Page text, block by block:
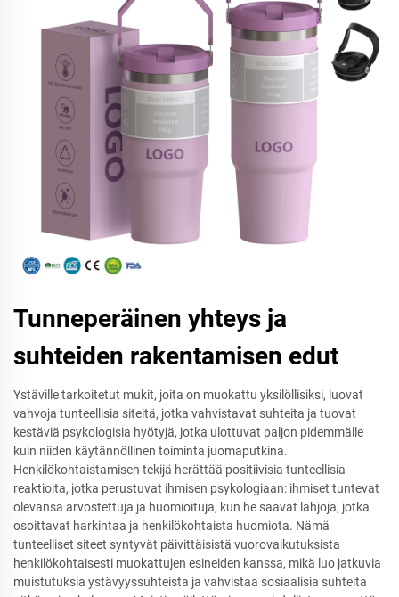
Tunneperäinen yhteys ja
suhteiden rakentamisen edut
Ystäville tarkoitetut mukit, joita on muokattu yksilöllisiksi, luovat
vahvoja tunteellisia siteitä, jotka vahvistavat suhteita ja tuovat
kestäviä psykologisia hyötyjä, jotka ulottuvat paljon pidemmälle
kuin niiden käytännöllinen toiminta juomaputkina.
Henkilökohtaistamisen tekijä herättää positiivisia tunteellisia
reaktioita, jotka perustuvat ihmisen psykologiaan: ihmiset tuntevat
olevansa arvostettuja ja huomioituja, kun he saavat lahjoja, jotka
osoittavat harkintaa ja henkilökohtaista huomiota. Nämä
tunteelliset siteet syntyvät päivittäisistä vuorovaikutuksista
henkilökohtaisesti muokattujen esineiden kanssa, mikä luo jatkuvia
muistutuksia ystävyyssuhteista ja vahvistaa sosiaalisia suhteita